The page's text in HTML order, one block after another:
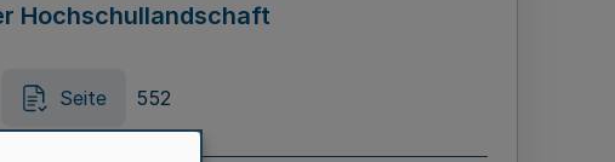
Hochschullandschaft
Seite 552